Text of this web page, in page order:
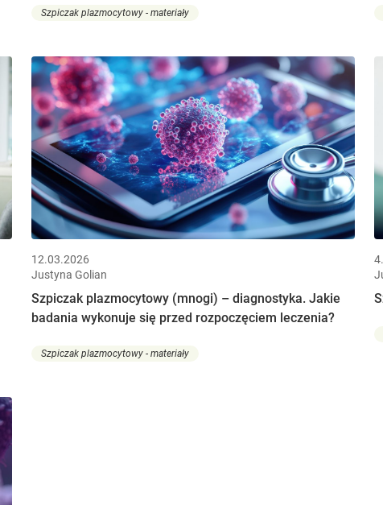
Szpiczak plazmocytowy - materiały
12.03.2026
Justyna Golian
Szpiczak plazmocytowy (mnogi) – diagnostyka. Jakie
badania wykonuje się przed rozpoczęciem leczenia?
Szpiczak plazmocytowy - materiały